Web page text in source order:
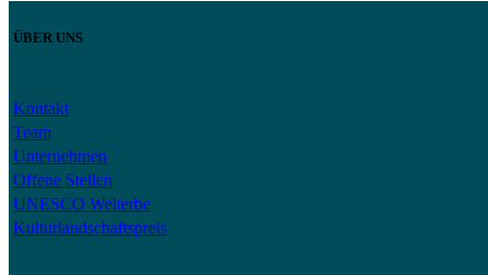
ÜBER UNS
Kontakt
Team
Unternehmen
Offene Stellen
UNESCO Welterbe
Kulturlandschaftspreis